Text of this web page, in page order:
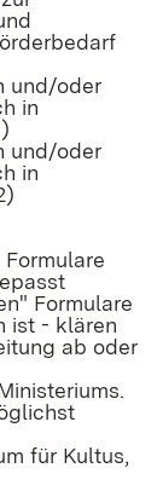
und/oder
in
und/oder
in
Formulare
ist - klären
ab oder
für Kultus,